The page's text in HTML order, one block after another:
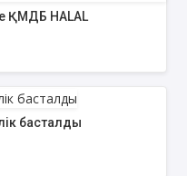
ҚМДБ HALAL
басталды